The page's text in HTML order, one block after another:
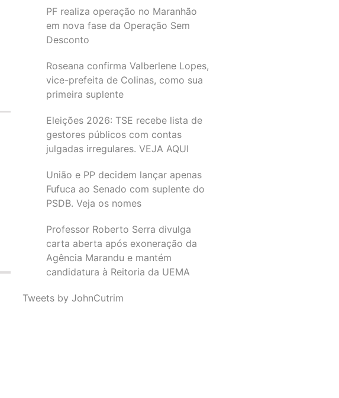
PF realiza operação no Maranhão
em nova fase da Operação Sem
Desconto
Roseana confirma Valberlene Lopes,
vice-prefeita de Colinas, como sua
primeira suplente
Eleições 2026: TSE recebe lista de
gestores públicos com contas
julgadas irregulares. VEJA AQUI
União e PP decidem lançar apenas
Fufuca ao Senado com suplente do
PSDB. Veja os nomes
Professor Roberto Serra divulga
carta aberta após exoneração da
Agência Marandu e mantém
candidatura à Reitoria da UEMA
Tweets by JohnCutrim